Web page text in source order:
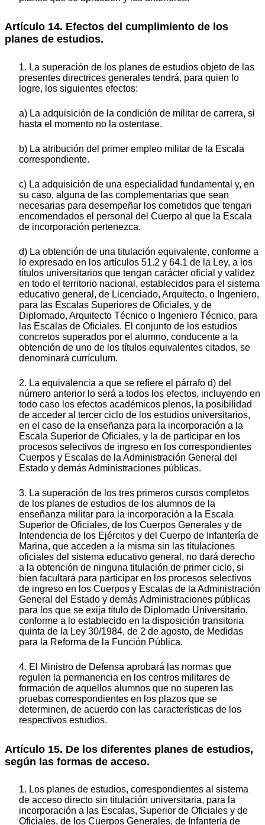
Artículo 14. Efectos del cumplimiento de los
planes de estudios.
1. La superación de los planes de estudios objeto de las
presentes directrices generales tendrá, para quien lo
logre, los siguientes efectos:
a) La adquisición de la condición de militar de carrera, si
hasta el momento no la ostentase.
b) La atribución del primer empleo militar de la Escala
correspondiente.
c) La adquisición de una especialidad fundamental y, en
su caso, alguna de las complementarias que sean
necesarias para desempeñar los cometidos que tengan
encomendados el personal del Cuerpo al que la Escala
de incorporación pertenezca.
d) La obtención de una titulación equivalente, conforme a
lo expresado en los artículos 51.2 y 64.1 de la Ley, a los
títulos universitarios que tengan carácter oficial y validez
en todo el territorio nacional, establecidos para el sistema
educativo general, de Licenciado, Arquitecto, o Ingeniero,
para las Escalas Superiores de Oficiales, y de
Diplomado, Arquitecto Técnico o Ingeniero Técnico, para
las Escalas de Oficiales. El conjunto de los estudios
concretos superados por el alumno, conducente a la
obtención de uno de los títulos equivalentes citados, se
denominará currículum.
2. La equivalencia a que se refiere el párrafo d) del
número anterior lo será a todos los efectos, incluyendo en
todo caso los efectos académicos plenos, la posibilidad
de acceder al tercer ciclo de los estudios universitarios,
en el caso de la enseñanza para la incorporación a la
Escala Superior de Oficiales, y la de participar en los
procesos selectivos de ingreso en los correspondientes
Cuerpos y Escalas de la Administración General del
Estado y demás Administraciones públicas.
3. La superación de los tres primeros cursos completos
de los planes de estudios de los alumnos de la
enseñanza militar para la incorporación a la Escala
Superior de Oficiales, de los Cuerpos Generales y de
Intendencia de los Ejércitos y del Cuerpo de Infantería de
Marina, que acceden a la misma sin las titulaciones
oficiales del sistema educativo general, no dará derecho
a la obtención de ninguna titulación de primer ciclo, si
bien facultará para participar en los procesos selectivos
de ingreso en los Cuerpos y Escalas de la Administración
General del Estado y demás Administraciones públicas
para los que se exija título de Diplomado Universitario,
conforme a lo establecido en la disposición transitoria
quinta de la Ley 30/1984, de 2 de agosto, de Medidas
para la Reforma de la Función Pública.
4. El Ministro de Defensa aprobará las normas que
regulen la permanencia en los centros militares de
formación de aquellos alumnos que no superen las
pruebas correspondientes en los plazos que se
determinen, de acuerdo con las características de los
respectivos estudios.
Artículo 15. De los diferentes planes de estudios,
según las formas de acceso.
1. Los planes de estudios, correspondientes al sistema
de acceso directo sin titulación universitaria, para la
incorporación a las Escalas, Superior de Oficiales y de
Oficiales, de los Cuerpos Generales, de Infantería de